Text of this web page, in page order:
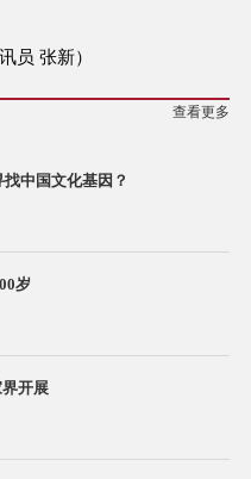
员 张新）
查看更多
中国文化基因？
岁
开展